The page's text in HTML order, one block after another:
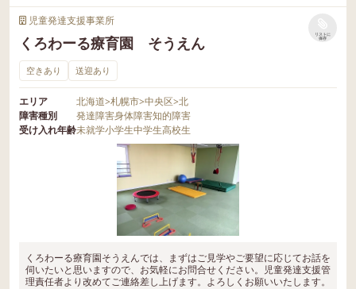
児童発達支援事業所
くろわーる療育園 そうえん
リストに
保存
空きあり 送迎あり
エリア 北海道>札幌市>中央区>北
障害種別
発達障害身体障害知的障害
受け入れ年齢未就学小学生中学生高校生
くろわーる療育園そうえんでは、まずはご見学やご要望に応じてお話を
伺いたいと思いますので、お気軽にお問合せください。児童発達支援管
理責任者より改めてご連絡差し上げます。よろしくお願いいたします。